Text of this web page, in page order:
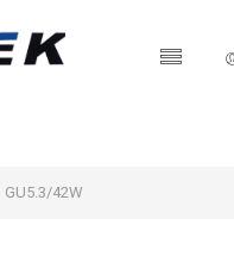
GU5.3/42W